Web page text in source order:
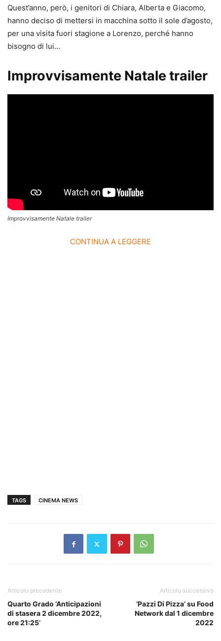
Quest’anno, però, i genitori di Chiara, Alberta e Giacomo,
hanno deciso di mettersi in macchina sotto il sole d’agosto,
per una visita fuori stagione a Lorenzo, perché hanno
bisogno di lui…
Improvvisamente Natale trailer
Improvvisamente Natale trailer
CONTINUA A LEGGERE
TAGS CINEMA NEWS
Articolo precedente
Quarto Grado ‘Anticipazioni
di stasera 2 dicembre 2022,
ore 21:25’
Articolo successivo
‘Pazzi Di Pizza’ su Food
Network dal 1 dicembre
2022